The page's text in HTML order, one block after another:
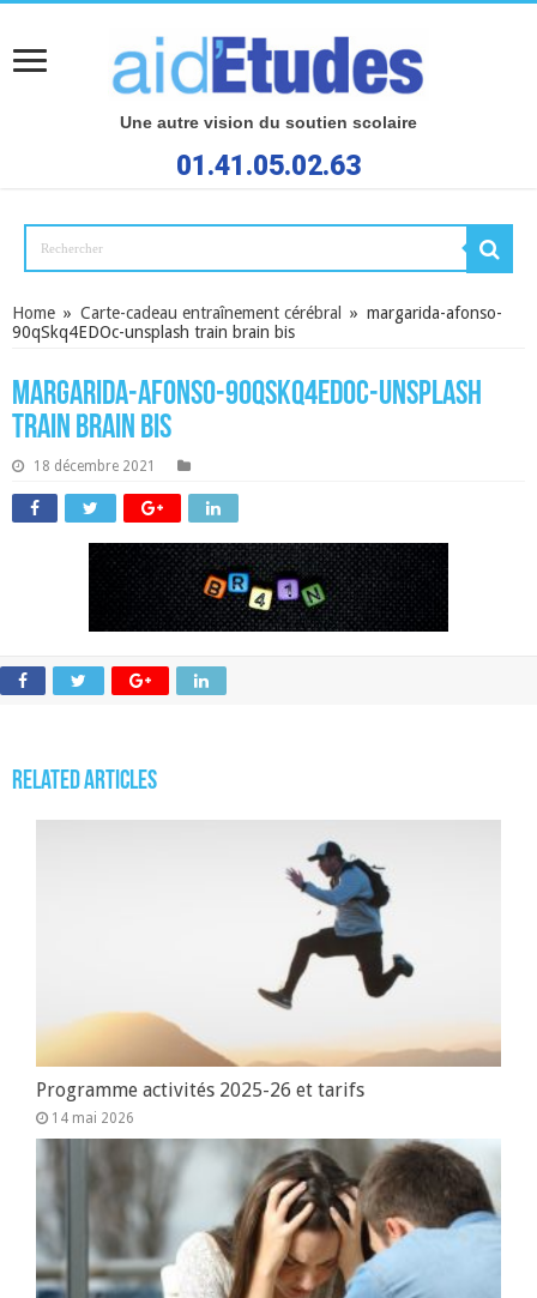
Une autre vision du soutien scolaire
01.41.05.02.63
Home » Carte-cadeau entraînement cérébral » margarida-afonso-
90qSkq4EDOc-unsplash train brain bis
margarida-afonso-90qSkq4EDOc-unsplash
train brain bis
18 décembre 2021
Related Articles
Programme activités 2025-26 et tarifs
14 mai 2026